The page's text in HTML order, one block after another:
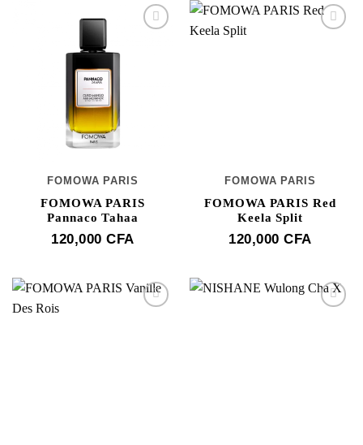
FOMOWA PARIS
FOMOWA PARIS
Pannaco Tahaa
120,000CFA
FOMOWA PARIS
FOMOWA PARIS Red
Keela Split
120,000CFA